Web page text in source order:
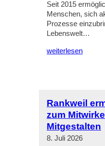
Seit 2015
Menschen, sich
Prozesse
Lebenswelt…
weiterlesen
Rankweil
zum
Mitgestalten
8. Juli 2026